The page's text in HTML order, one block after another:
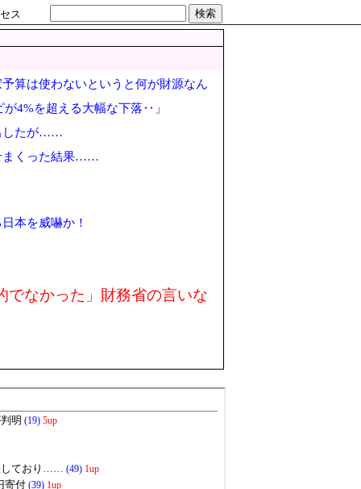
ス 検索
算は使わないというと何が財源なん
4%を超える大幅な下落‥」
したが……
まくった結果……
本を威嚇か！
でなかった」財務省の言いな
ーの台詞に視聴者絶句、高市
車歴4カ月 [8/6]